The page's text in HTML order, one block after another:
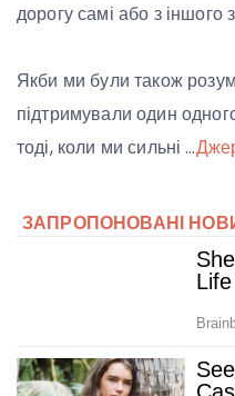
дорогу самі або з іншого
Якби ми були також
підтримували один
тоді, коли ми сильні …